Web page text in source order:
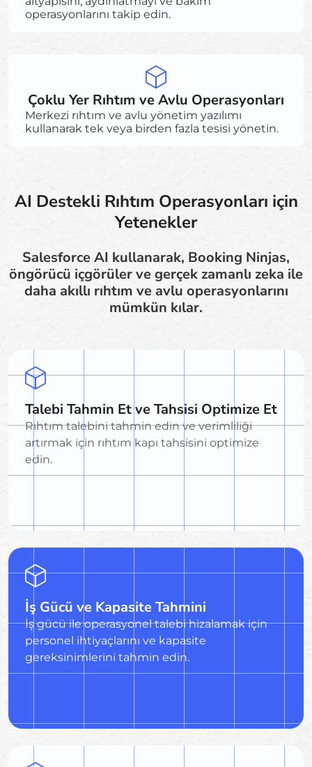
operasyonlarını takip edin.
Çoklu Yer Rıhtım ve Avlu Operasyonları
Merkezi rıhtım ve avlu yönetim yazılımı
kullanarak tek veya birden fazla tesisi yönetin.
AI Destekli Rıhtım Operasyonları için
Yetenekler
Salesforce AI kullanarak, Booking Ninjas,
öngörücü içgörüler ve gerçek zamanlı zeka ile
daha akıllı rıhtım ve avlu operasyonlarını
mümkün kılar.
Talebi Tahmin Et ve Tahsisi Optimize Et
Rıhtım talebini tahmin edin ve verimliliği
artırmak için rıhtım kapı tahsisini optimize
edin.
İş Gücü ve Kapasite Tahmini
İş gücü ile operasyonel talebi hizalamak için
personel ihtiyaçlarını ve kapasite
gereksinimlerini tahmin edin.